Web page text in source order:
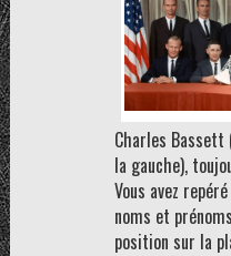
Charles
la gauche),
Vous avez
noms et
position sur la